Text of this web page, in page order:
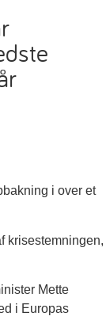
i over et
krisestemningen,
Mette
i Europas